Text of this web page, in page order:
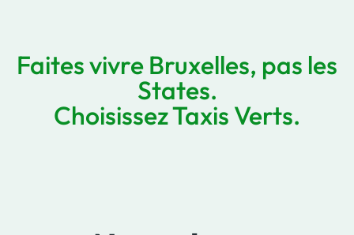
Faites vivre Bruxelles, pas les
States.
Choisissez Taxis Verts.